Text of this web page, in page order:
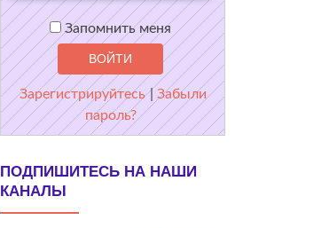
Запомнить меня
Зарегистрируйтесь | Забыли
пароль?
ПОДПИШИТЕСЬ НА НАШИ
КАНАЛЫ